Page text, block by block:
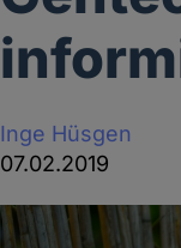
Inge Hüsgen
07.02.2019